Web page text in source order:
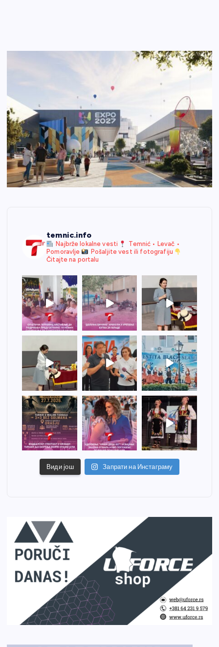
temnic.info
Najbrže lokalne vesti
Temnić • Levač •
Pomoravlje
Pošaljite vest ili fotografiju
Čitajte na portalu
Види још Запрати на Инстаграму